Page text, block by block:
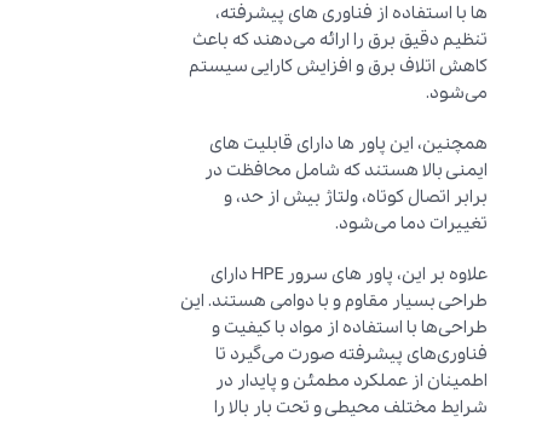
ها با استفاده از فناوری های پیشرفته،
تنظیم دقیق برق را ارائه می‌دهند که باعث
کاهش اتلاف برق و افزایش کارایی سیستم
می‌شود.
همچنین، این پاور ها دارای قابلیت های
ایمنی بالا هستند که شامل محافظت در
برابر اتصال کوتاه، ولتاژ بیش از حد، و
تغییرات دما می‌شود.
علاوه بر این، پاور های سرور HPE دارای
طراحی بسیار مقاوم و با دوامی هستند. این
طراحی‌ها با استفاده از مواد با کیفیت و
فناوری‌های پیشرفته صورت می‌گیرد تا
اطمینان از عملکرد مطمئن و پایدار در
شرایط مختلف محیطی و تحت بار بالا را